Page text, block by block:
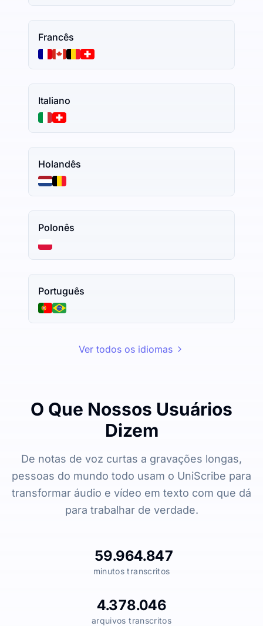
Francês
Italiano
Holandês
Polonês
Português
Ver todos os idiomas
O Que Nossos Usuários
Dizem
De notas de voz curtas a gravações longas,
pessoas do mundo todo usam o UniScribe para
transformar áudio e vídeo em texto com que dá
para trabalhar de verdade.
59.964.847
minutos transcritos
4.378.046
arquivos transcritos